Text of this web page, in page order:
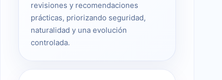
revisiones y recomendaciones
prácticas, priorizando seguridad,
naturalidad y una evolución
controlada.